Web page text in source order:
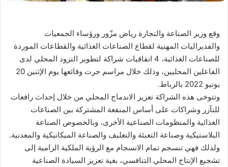
وقع وزير الصناعة والتجارة رياض مزّور ورؤساء الجمعيات
والفديراليات المهنية لقطاع الصناعات الغذائية والقطاعات الموردة
للصناعات الغذائية، 4 اتفاقيات شراكة لتطوير التزود المحلي لدى
الفاعلين المحليين، وذلك خلال مراسم جرت وقائعها يوم الإثنين 20
يونيو 2022 بالرباط.
وتتوخى هذه الشراكة تعزيز الاندماج المحلي من خلال إحداث رافعات
للتآزر وشراكات على أساس المنفعة المشتركة بين الصناعات
الغذائية والمنظومات الصناعية الأخرى، وبالخصوص الصناعة
البلاستيكية وصناعة التعبئة والتغليف والصناعة الميكانيكية والمعدنية.
ولذلك فهي تنسجم تمام الانسجام مع الرؤية الملكية الرامية إلى
تشجيع الإنتاج المحلي التنافسي، بغية تعزيز السيادة الصناعية